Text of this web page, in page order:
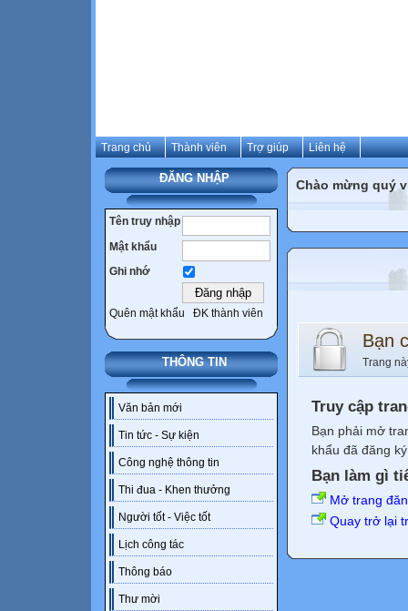
Trang chủ Thành viên Trợ giúp Liên hệ
ĐĂNG NHẬP
Tên truy nhập
Mật khẩu
Ghi nhớ
Quên mật khẩu ĐK thành viên
THÔNG TIN
Văn bản mới
Tin tức - Sự kiện
Công nghệ thông tin
Thi đua - Khen thưởng
Người tốt - Việc tốt
Lịch công tác
Thông báo
Thư mời
Chào mừng quý
Bạn
Trang
Truy cập
Bạn phải mở
khẩu đã đăng
Bạn làm gì
Mở trang
Quay trở lại